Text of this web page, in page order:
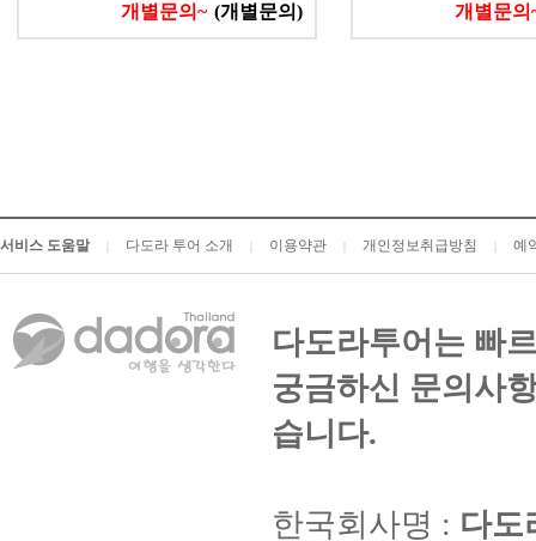
개별문의~ (개별문의) 개별문의
서비스 도움말 다도라 투어 소개 이용약관 개인정보취급방침 예
다도라투어는 빠
궁금하신 문의사
습니다.
한국회사명 : 다도